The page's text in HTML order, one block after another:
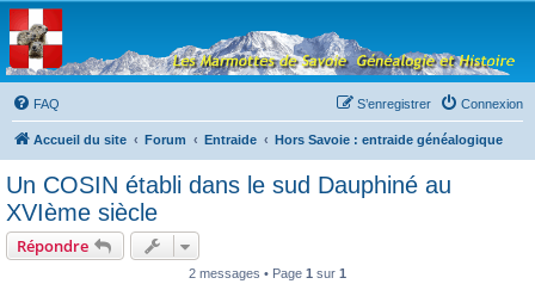
Les Marmottes de
Savoie
Forum d'entraide généalogique
FAQ
Connexion
S’enregistrer
Accueil du site Forum Entraide Hors Savoie : entraide généalogique
Un COSIN établi dans le sud Dauphiné au
XVIème siècle
Répondre
2 messages • Page 1 sur 1